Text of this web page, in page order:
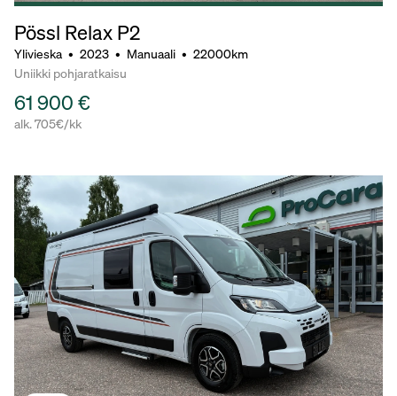
Pössl Relax P2
Ylivieska • 2023 • Manuaali • 22000km
Uniikki pohjaratkaisu
61 900 €
alk. 705€/kk